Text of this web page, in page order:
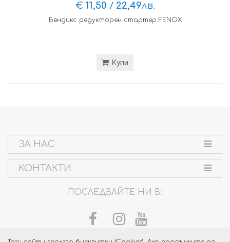
€ 11,50 / 22,49лв.
Бендикс редукторен стартер FENOX
Купи
ЗА НАС
КОНТАКТИ
ПОСЛЕДВАЙТЕ НИ В: